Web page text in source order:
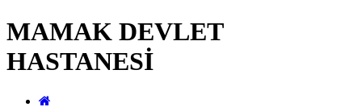
MAMAK DEVLET
HASTANESİ